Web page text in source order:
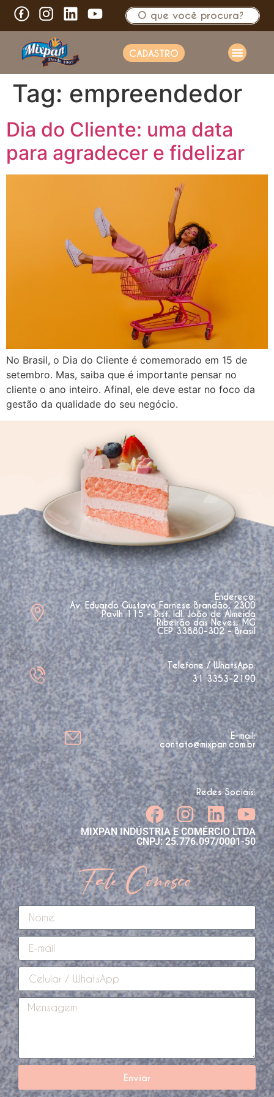
CADASTRO
Tag: empreendedor
Dia do Cliente: uma data
para agradecer e fidelizar
No Brasil, o Dia do Cliente é comemorado em 15 de
setembro. Mas, saiba que é importante pensar no
cliente o ano inteiro. Afinal, ele deve estar no foco da
gestão da qualidade do seu negócio.
Endereço:
Av. Eduardo Gustavo Farnese Brandão, 2300
Pavlh 115 - Dist. Idl. João de Almeida
Ribeirão das Neves, MG
CEP 33880-302 - Brasil
Telefone / WhatsApp:
31 3353-2190
E-mail:
contato@mixpan.com.br
Redes Sociais:
MIXPAN INDÚSTRIA E COMÉRCIO LTDA
CNPJ: 25.776.097/0001-50
Fale Conosco
Enviar